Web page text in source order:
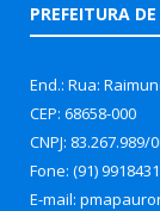
PREFEITURA
End.: Rua:
CEP: 68658-000
CNPJ: 83.267.989/
Fone: (91)
E-mail: